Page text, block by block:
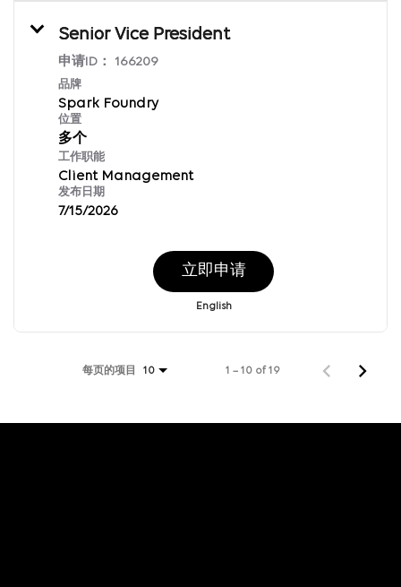
Senior Vice President
申请ID： 166209
品牌
Spark Foundry
位置
多个
工作职能
Client Management
发布日期
7/15/2026
立即申请
English
每页的项目 10 1 – 10 of 19